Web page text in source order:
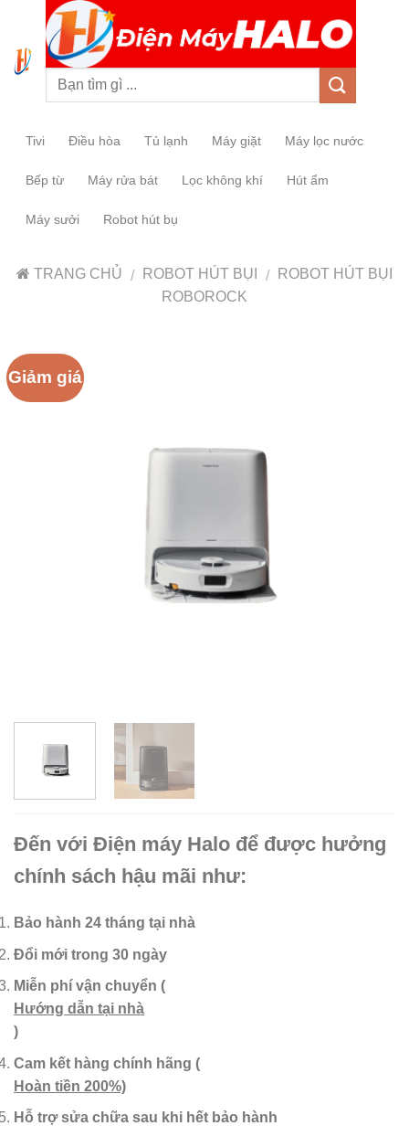
Tivi Điều hòa Tủ lạnh Máy giặt Máy lọc nước
Bếp từ Máy rửa bát Lọc không khí Hút ẩm
Máy sưởi Robot hút bụ
TRANG CHỦ / ROBOT HÚT BỤI /
ROBOT HÚT BỤI
ROBOROCK
Giảm giá
Đến với Điện máy Halo để được hưởng
chính sách hậu mãi như:
Bảo hành 24 tháng tại nhà
Đổi mới trong 30 ngày
Miễn phí vận chuyển (
Hướng dẫn tại nhà
)
Cam kết hàng chính hãng (
Hoàn tiền 200%)
Hỗ trợ sửa chữa sau khi hết bảo hành